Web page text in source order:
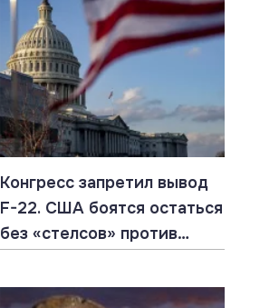
Конгресс запретил вывод
F-22. США боятся остаться
без «стелсов» против